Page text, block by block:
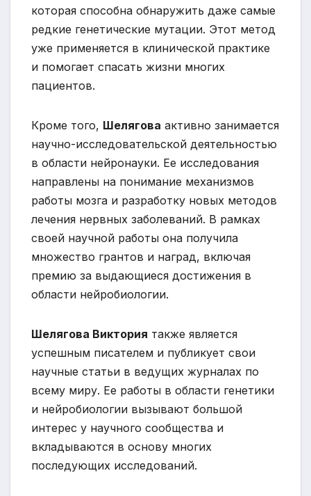
которая способна обнаружить даже самые
редкие генетические мутации. Этот метод
уже применяется в клинической практике
и помогает спасать жизни многих
пациентов.
Кроме того, Шелягова активно занимается
научно-исследовательской деятельностью
в области нейронауки. Ее исследования
направлены на понимание механизмов
работы мозга и разработку новых методов
лечения нервных заболеваний. В рамках
своей научной работы она получила
множество грантов и наград, включая
премию за выдающиеся достижения в
области нейробиологии.
Шелягова Виктория также является
успешным писателем и публикует свои
научные статьи в ведущих журналах по
всему миру. Ее работы в области генетики
и нейробиологии вызывают большой
интерес у научного сообщества и
вкладываются в основу многих
последующих исследований.